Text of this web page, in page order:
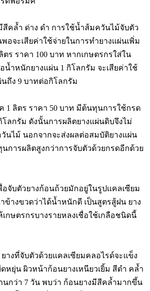
สีคล้ำ ด่าง ดำ การใช้น้ำส้มควันไม้จับตัว
อจะเสียค่าใช้จ่ายในการทำยางแผ่นเพิ่ม
ตร ราคา 100 บาท หากเกษตรกรใส่ใน
น้ำหนักยางแผ่น1 กิโลกรัม จะเสียค่าใช้
นถึง 9 บาทต่อกิโลกรัม
1 ลิตร ราคา 50 บาท มีต้นทุนการใช้กรด
ลกรัม ดังนั้นการผลิตยางแผ่นดิบจึงไม่
นไม้ นอกจากจะส่งผลต่อสมบัติยางแผ่น
การผลิตสูงกว่าการจับตัวด้วยกรดอีกด้วย
อจับตัวยางก้อนถ้วยมักอยู่ในรูปแคลเซียม
างขวดว่าได้น้ำหนักดี เป็นสูตรสู้ฝน ยาง
กษตรกรบางรายหลงเชื่อใช้เกลือชนิดนี้
างที่จับตัวด้วยแคลเซียมคลอไรด์จะแข็ง
หยุ่น ผิวหน้าก้อนยางเหนียวเยิ้ม สีดำ คล้ำ
นกว่า 7 วัน พบว่า ก้อนยางมีสีคล้ำมากขึ้น